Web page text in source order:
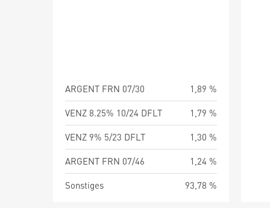
ARGENT FRN 07/30
1,89 %
VENZ 8.25% 10/24 DFLT
1,79 %
VENZ 9% 5/23 DFLT
1,30 %
ARGENT FRN 07/46
1,24 %
Sonstiges
93,78 %